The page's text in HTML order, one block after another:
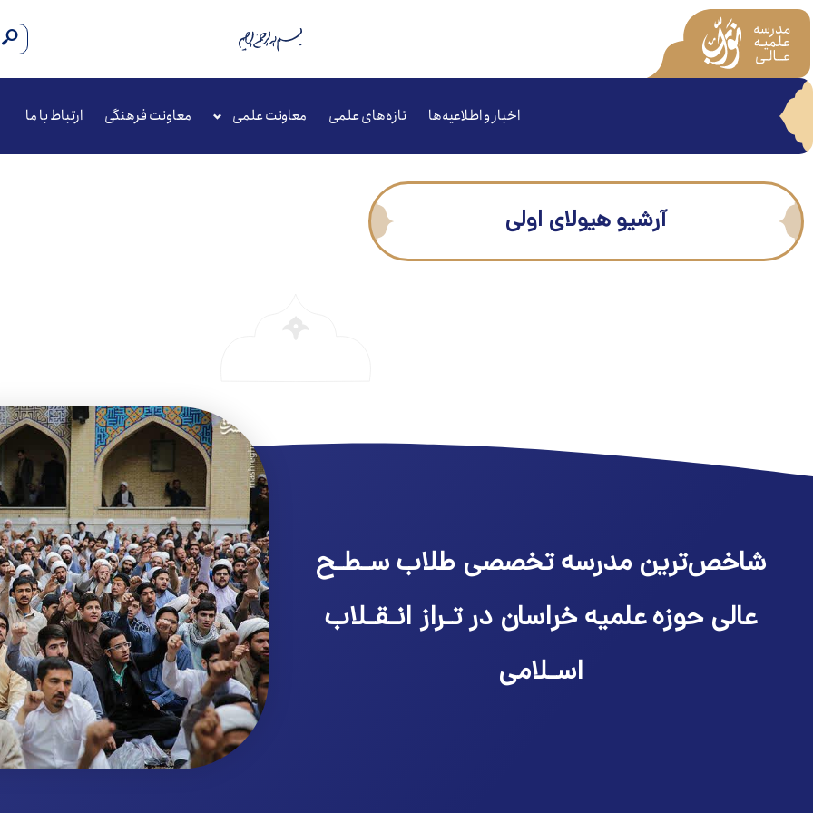
اخبار و اطلاعیه‌ها تازه‌های علمی معاونت علمی معاونت فرهنگی ارتباط با ما
آرشیو هیولای اولی
شاخص‌ترین مدرسه تخصصی طلاب سـطـح
عالی حوزه علمیه خراسان در تـراز انـقـلاب
اسـلامی